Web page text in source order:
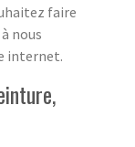
faire
nous
internet.